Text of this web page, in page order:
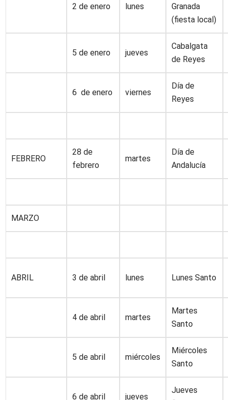
2 de enero lunes
Granada
(fiesta local)
5 de enero jueves
Cabalgata
de Reyes
6 de enero viernes
Día de
Reyes
FEBRERO
28 de
febrero
martes
Día de
Andalucía
MARZO
ABRIL 3 de abril lunes Lunes Santo
4 de abril martes
Martes
Santo
5 de abril miércoles
Miércoles
Santo
6 de abril jueves
Jueves